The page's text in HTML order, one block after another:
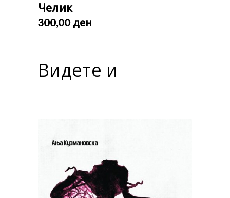
Челик
300,00 ден
Видете и